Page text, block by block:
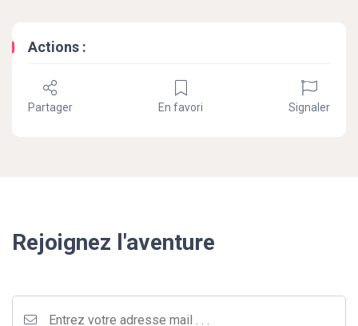
Actions :
Partager En favori Signaler
Rejoignez l'aventure